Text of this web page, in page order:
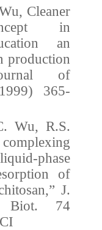
Cleaner
in
an
production
of
365-
Wu, R.S.
phase
of
J.
Biot. 74